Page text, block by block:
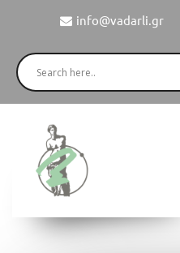
info@vadarli.gr